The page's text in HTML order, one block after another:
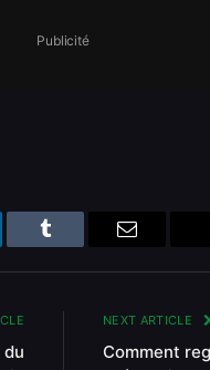
Publicité
Tumblr Email
NEXT ARTICLE
Comment